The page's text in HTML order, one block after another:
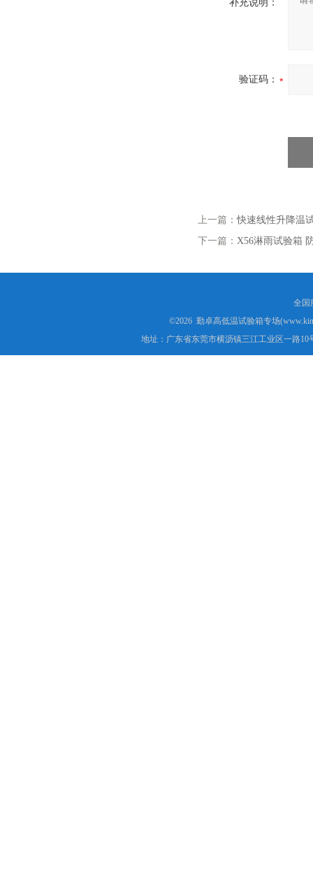
补充说明：
验证码：
上一篇：快速线性升降温
下一篇： X56淋雨试验箱
全国
©2026 勤卓高低温试验箱专场
地址：广东省东莞市横沥镇三江工业区一路10